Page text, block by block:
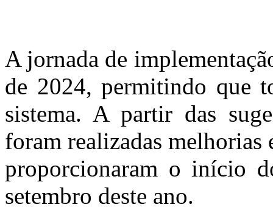
A jornada de
de 2024, permitindo que
sistema. A partir das
foram realizadas melhorias
proporcionaram o início
setembro deste ano.